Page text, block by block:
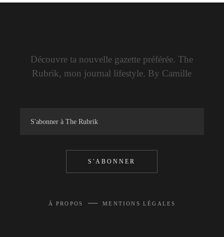
Découvre ta nouvelle gazette préférée. The
Rubrik, mon journal lifestyle. By Camille
S'ABONNER
À PROPOS — MENTIONS LÉGALES